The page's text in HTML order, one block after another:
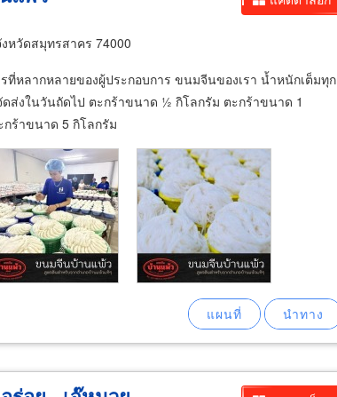
หวัดสมุทรสาคร 74000
ที่หลากหลายของผู้ประกอบการ ขนมจีนของเรา น้ำหนักเต็มทุก
ส่งในวันถัดไป ตะกร้าขนาด ½ กิโลกรัม ตะกร้าขนาด 1
ร้าขนาด 5 กิโลกรัม